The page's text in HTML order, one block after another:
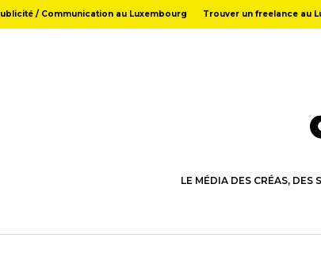
/ Communication au Luxembourg Trouver un freelance au
LE MÉDIA DES CRÉAS, DES